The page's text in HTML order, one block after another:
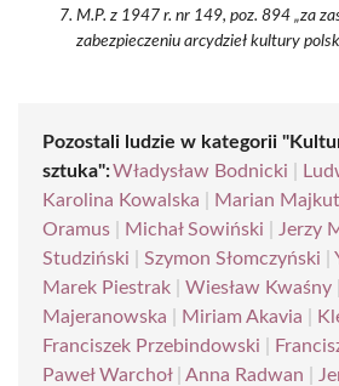
M.P. z 1947 r. nr 149, poz. 894 „za
zabezpieczeniu arcydzieł kultury
Pozostali ludzie w kategorii
sztuka":Władysław Bodnicki
Karolina Kowalska
Marian Majkut
Oramus
Michał Sowiński Jerzy
Studziński
Szymon Słomczyński
Marek Piestrak
Wiesław Kwaśny
Majeranowska
Miriam Akavia
Franciszek Przebindowski
Paweł Warchoł| Anna Radwan